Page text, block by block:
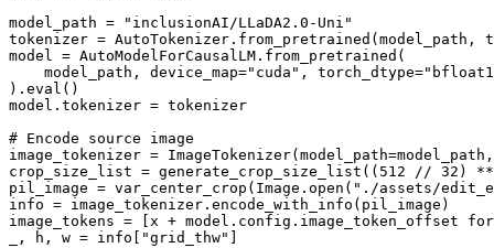
model_path = "inclusionAI/LLaDA2.0-Uni"
tokenizer = AutoTokenizer.from_pretrained(model_path,
model = AutoModelForCausalLM.from_pretrained(
model_path, device_map="cuda",
).eval()
model.tokenizer = tokenizer
# Encode source image
image_tokenizer =
crop_size_list = generate_crop_size_list((512 // 32)
pil_image = var_center_crop(Image.open("./assets/
info = image_tokenizer.encode_with_info(pil_image)
image_tokens = [x +
_, h, w = info["grid_thw"]